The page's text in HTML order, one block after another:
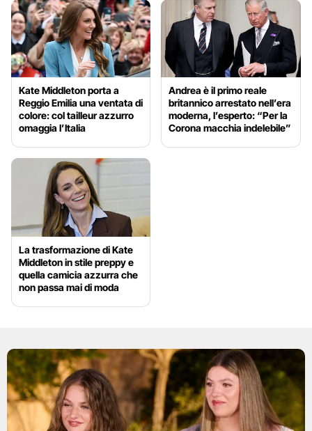
Kate Middleton porta a
Reggio Emilia una ventata di
colore: col tailleur azzurro
omaggia l’Italia
Andrea è il primo reale
britannico arrestato nell’era
moderna, l’esperto: “Per la
Corona macchia indelebile”
La trasformazione di Kate
Middleton in stile preppy e
quella camicia azzurra che
non passa mai di moda